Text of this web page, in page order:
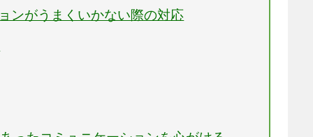
ンがうまくいかない際の対応